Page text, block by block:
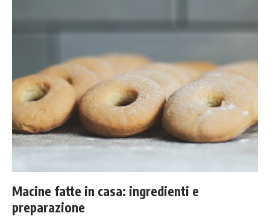
Macine fatte in casa: ingredienti e
preparazione